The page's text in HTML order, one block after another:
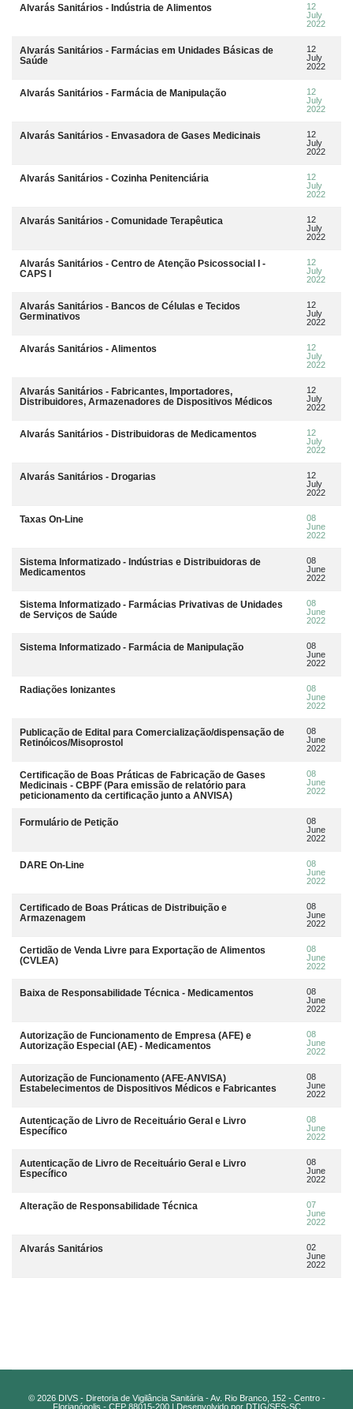
Alvarás Sanitários - Indústria de Alimentos
12
July
2022
Alvarás Sanitários - Farmácias em Unidades Básicas de
Saúde
12
July
2022
Alvarás Sanitários - Farmácia de Manipulação
12
July
2022
Alvarás Sanitários - Envasadora de Gases Medicinais
12
July
2022
Alvarás Sanitários - Cozinha Penitenciária
12
July
2022
Alvarás Sanitários - Comunidade Terapêutica
12
July
2022
Alvarás Sanitários - Centro de Atenção Psicossocial I -
CAPS I
12
July
2022
Alvarás Sanitários - Bancos de Células e Tecidos
Germinativos
12
July
2022
Alvarás Sanitários - Alimentos
12
July
2022
Alvarás Sanitários - Fabricantes, Importadores,
Distribuidores, Armazenadores de Dispositivos Médicos
12
July
2022
Alvarás Sanitários - Distribuidoras de Medicamentos
12
July
2022
Alvarás Sanitários - Drogarias
12
July
2022
Taxas On-Line
08
June
2022
Sistema Informatizado - Indústrias e Distribuidoras de
Medicamentos
08
June
2022
Sistema Informatizado - Farmácias Privativas de Unidades
de Serviços de Saúde
08
June
2022
Sistema Informatizado - Farmácia de Manipulação
08
June
2022
Radiações Ionizantes
08
June
2022
Publicação de Edital para Comercialização/dispensação de
Retinóicos/Misoprostol
08
June
2022
Certificação de Boas Práticas de Fabricação de Gases
Medicinais - CBPF (Para emissão de relatório para
peticionamento da certificação junto a ANVISA)
08
June
2022
Formulário de Petição
08
June
2022
DARE On-Line
08
June
2022
Certificado de Boas Práticas de Distribuição e
Armazenagem
08
June
2022
Certidão de Venda Livre para Exportação de Alimentos
(CVLEA)
08
June
2022
Baixa de Responsabilidade Técnica - Medicamentos
08
June
2022
Autorização de Funcionamento de Empresa (AFE) e
Autorização Especial (AE) - Medicamentos
08
June
2022
Autorização de Funcionamento (AFE-ANVISA)
Estabelecimentos de Dispositivos Médicos e Fabricantes
08
June
2022
Autenticação de Livro de Receituário Geral e Livro
Específico
08
June
2022
Autenticação de Livro de Receituário Geral e Livro
Específico
08
June
2022
Alteração de Responsabilidade Técnica
07
June
2022
Alvarás Sanitários
02
June
2022
© 2026 DIVS - Diretoria de Vigilância Sanitária - Av. Rio Branco, 152 - Centro -
Florianópolis - CEP 88015-200 | Desenvolvido por DTIG/SES-SC